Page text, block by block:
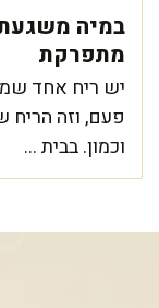
במיה משגעת
מתפרקת
יש ריח אחד
פעם, וזה
וכמון. בבית ...